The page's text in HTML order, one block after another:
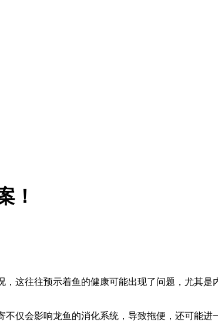
！
这往往预示着鱼的健康可能出现了问题，尤其是
仅会影响龙鱼的消化系统，导致拖便，还可能进